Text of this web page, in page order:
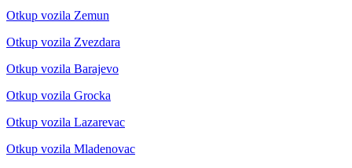
Otkup vozila Zemun
Otkup vozila Zvezdara
Otkup vozila Barajevo
Otkup vozila Grocka
Otkup vozila Lazarevac
Otkup vozila Mladenovac